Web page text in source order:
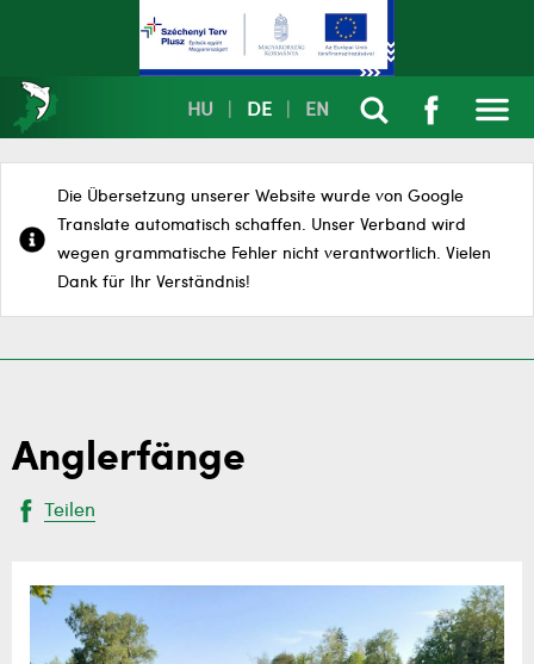
HU DE EN
Die Übersetzung unserer Website wurde von Google
Translate automatisch schaffen. Unser Verband wird
wegen grammatische Fehler nicht verantwortlich. Vielen
Dank für Ihr Verständnis!
Anglerfänge
Teilen